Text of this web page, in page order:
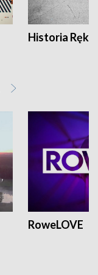
Historia Ręką
RoweLOVE